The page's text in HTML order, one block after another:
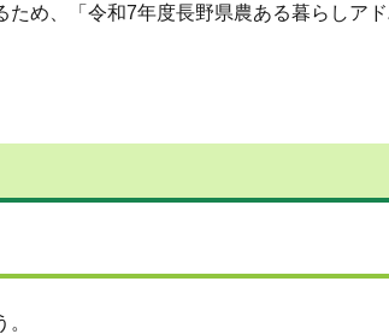
め、「令和7年度長野県農ある暮らしア